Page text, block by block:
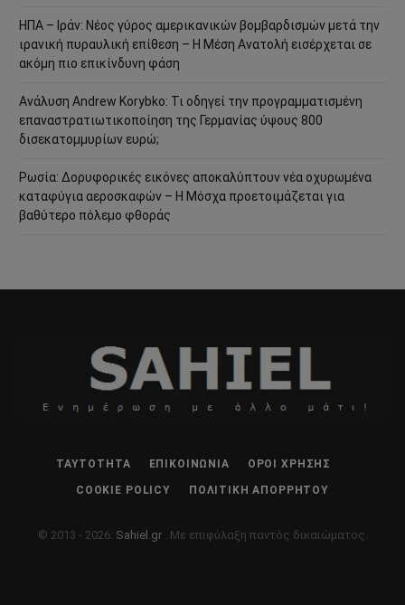
ΗΠΑ – Ιράν: Νέος γύρος αμερικανικών βομβαρδισμών μετά την
ιρανική πυραυλική επίθεση – Η Μέση Ανατολή εισέρχεται σε
ακόμη πιο επικίνδυνη φάση
Ανάλυση Andrew Korybko: Τι οδηγεί την προγραμματισμένη
επαναστρατιωτικοποίηση της Γερμανίας ύψους 800
δισεκατομμυρίων ευρώ;
Ρωσία: Δορυφορικές εικόνες αποκαλύπτουν νέα οχυρωμένα
καταφύγια αεροσκαφών – Η Μόσχα προετοιμάζεται για
βαθύτερο πόλεμο φθοράς
ΤΑΥΤΌΤΗΤΑ ΕΠΙΚΟΙΝΩΝΊΑ ΌΡΟΙ ΧΡΉΣΗΣ
COOKIE POLICY ΠΟΛΙΤΙΚΉ ΑΠΟΡΡΉΤΟΥ
© 2013 - 2026: Sahiel.gr . Με επιφύλαξη παντός δικαιώματος.